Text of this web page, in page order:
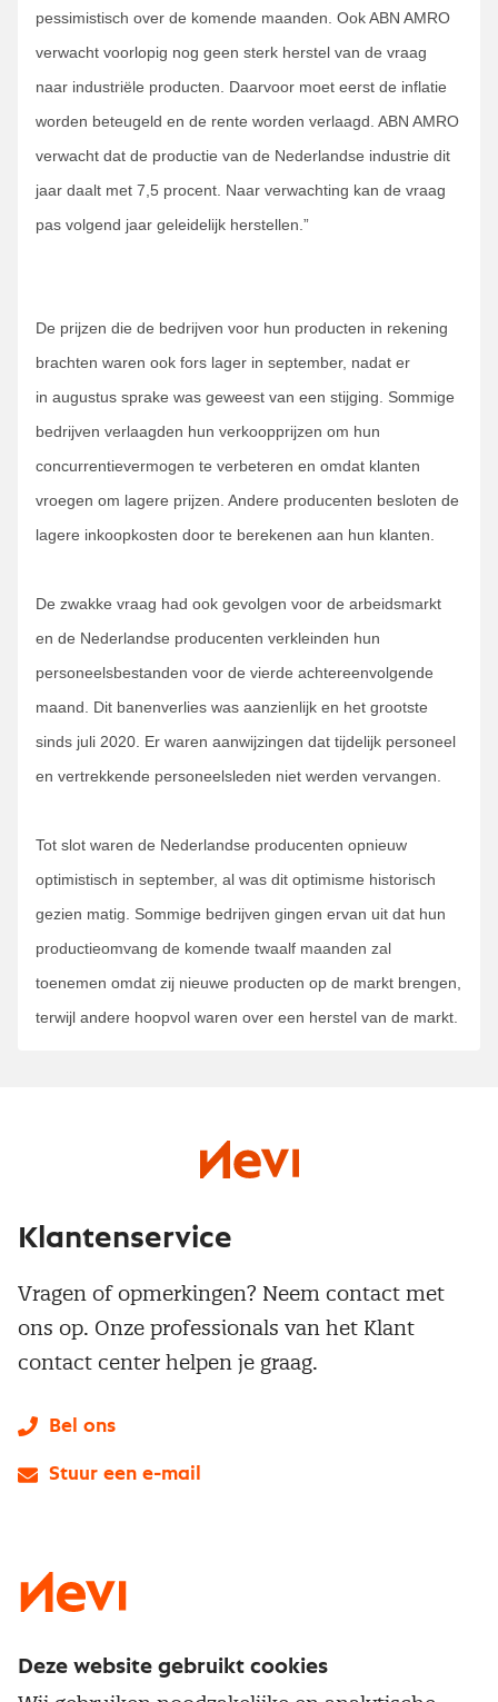
pessimistisch over de komende maanden. Ook ABN AMRO
verwacht voorlopig nog geen sterk herstel van de vraag
naar industriële producten. Daarvoor moet eerst de inflatie
worden beteugeld en de rente worden verlaagd. ABN AMRO
verwacht dat de productie van de Nederlandse industrie dit
jaar daalt met 7,5 procent. Naar verwachting kan de vraag
pas volgend jaar geleidelijk herstellen.”
De prijzen die de bedrijven voor hun producten in rekening
brachten waren ook fors lager in september, nadat er
in augustus sprake was geweest van een stijging. Sommige
bedrijven verlaagden hun verkoopprijzen om hun
concurrentievermogen te verbeteren en omdat klanten
vroegen om lagere prijzen. Andere producenten besloten de
lagere inkoopkosten door te berekenen aan hun klanten.
De zwakke vraag had ook gevolgen voor de arbeidsmarkt
en de Nederlandse producenten verkleinden hun
personeelsbestanden voor de vierde achtereenvolgende
maand. Dit banenverlies was aanzienlijk en het grootste
sinds juli 2020. Er waren aanwijzingen dat tijdelijk personeel
en vertrekkende personeelsleden niet werden vervangen.
Tot slot waren de Nederlandse producenten opnieuw
optimistisch in september, al was dit optimisme historisch
gezien matig. Sommige bedrijven gingen ervan uit dat hun
productieomvang de komende twaalf maanden zal
toenemen omdat zij nieuwe producten op de markt brengen,
terwijl andere hoopvol waren over een herstel van de markt.
Klantenservice
Vragen of opmerkingen? Neem contact met
ons op. Onze professionals van het Klant
contact center helpen je graag.
Bel ons
Stuur een e-mail
Deze website gebruikt cookies